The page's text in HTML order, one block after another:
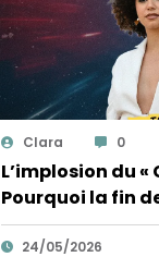
Clara 0
L’implosion du «
Pourquoi la fin
la fin de
24/05/2026